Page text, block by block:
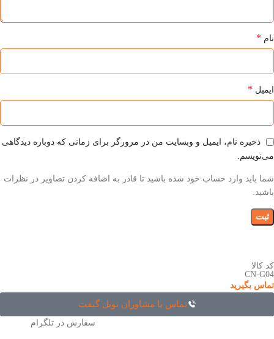
نام *
ایمیل *
ذخیره نام، ایمیل و وبسایت من در مرورگر برای زمانی که دوباره دیدگاهی
می‌نویسم.
شما باید وارد حساب خود شده باشید تا قادر به اضافه کردن تصاویر در نظرات
باشید.
کد کالا
CN-G04
تماس بگیرید
تماس با مشاوران نوبل گیفت
سفارش در تلگرام